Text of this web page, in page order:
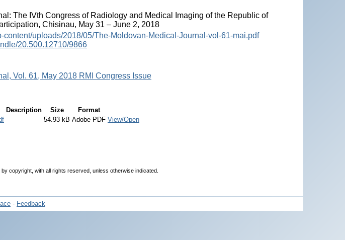
The IVth Congress of Radiology and Medical Imaging of the Republic of
Chisinau, May 31 – June 2, 2018
content/uploads/2018/05/The-Moldovan-Medical-Journal-vol-61-mai.pdf
20.500.12710/9866
Vol. 61, May 2018 RMI Congress Issue
Description Size
Format
54.93 kB Adobe PDF View/Open
copyright, with all rights reserved, unless otherwise indicated.
- Feedback